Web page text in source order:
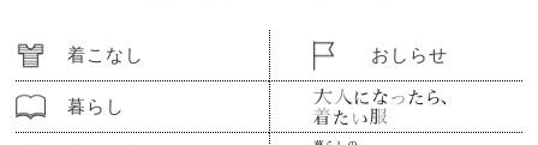
着こなし
暮らし
おしらせ